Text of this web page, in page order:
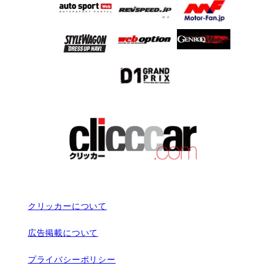
クリッカーについて
広告掲載について
プライバシーポリシー